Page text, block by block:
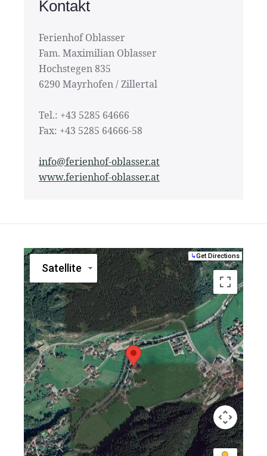
Kontakt
Ferienhof Oblasser
Fam. Maximilian Oblasser
Hochstegen 835
6290 Mayrhofen / Zillertal
Tel.: +43 5285 64666
Fax: +43 5285 64666-58
info@ferienhof-oblasser.at
www.ferienhof-oblasser.at
Satellite
↳Get Directions